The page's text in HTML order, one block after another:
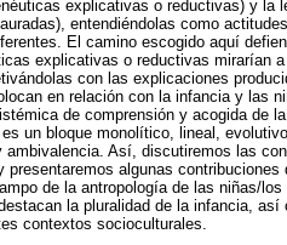
explicativas o reductivas) y la
entendiéndolas como
El camino escogido aquí
explicativas o reductivas mirarían
con las explicaciones
en relación con la infancia y las
de comprensión y acogida de
un bloque monolítico, lineal,
ambivalencia. Así, discutiremos las
algunas
de la antropología de las niñas/
la pluralidad de la infancia,
contextos socioculturales.